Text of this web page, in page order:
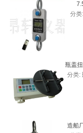
分类:
瓶盖
20、
分类:
造船